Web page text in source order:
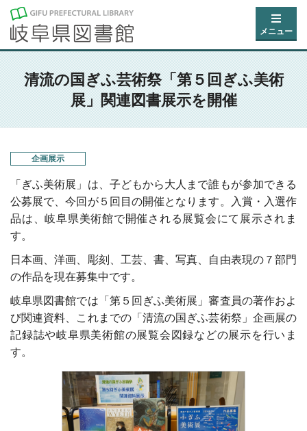
メニュー
清流の国ぎふ芸術祭「第５回ぎふ美術
展」関連図書展示を開催
企画展示
「ぎふ美術展」は、子どもから大人まで誰もが参加できる
公募展で、今回が５回目の開催となります。入賞・入選作
品は、岐阜県美術館で開催される展覧会にて展示されま
す。
日本画、洋画、彫刻、工芸、書、写真、自由表現の７部門
の作品を現在募集中です。
岐阜県図書館では「第５回ぎふ美術展」審査員の著作およ
び関連資料、これまでの「清流の国ぎふ芸術祭」企画展の
記録誌や岐阜県美術館の展覧会図録などの展示を行いま
す。